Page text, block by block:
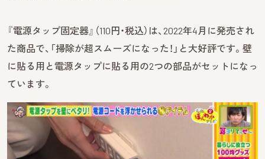
『電源タップ固定器』（110円・税込）は、2022年4月に発売され
た商品で、「掃除が超スムーズになった！」と大好評です。壁
に貼る用と電源タップに貼る用の2つの部品がセットになっ
ています。